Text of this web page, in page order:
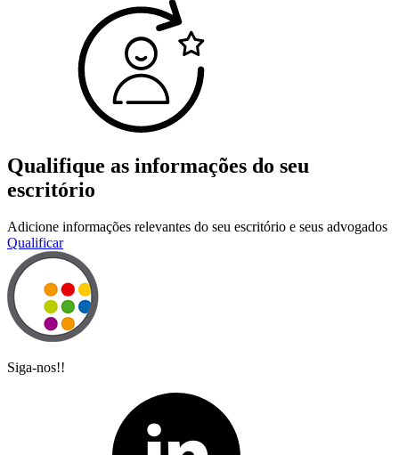
Qualifique as informações do seu
escritório
Adicione informações relevantes do seu escritório e seus advogados
Qualificar
Siga-nos!!